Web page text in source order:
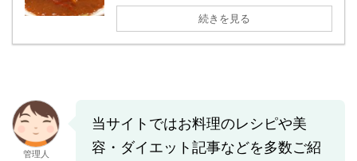
続きを見る
管理人
当サイトではお料理のレシピや美
容・ダイエット記事などを多数ご紹